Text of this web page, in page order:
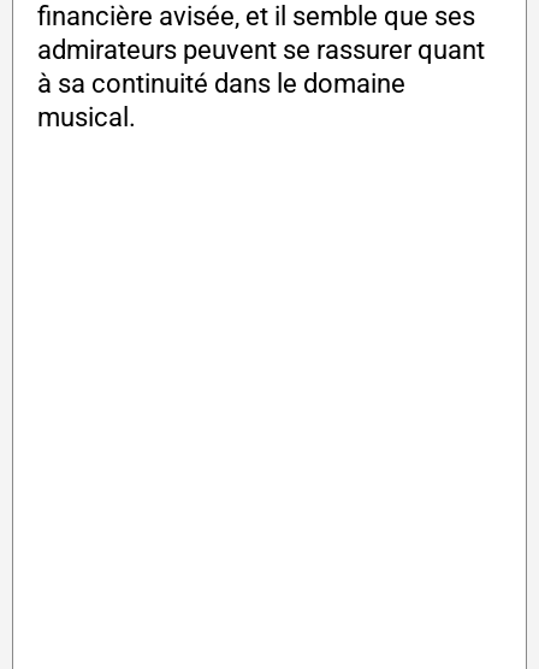
financière avisée, et il semble que ses
admirateurs peuvent se rassurer quant
à sa continuité dans le domaine
musical.